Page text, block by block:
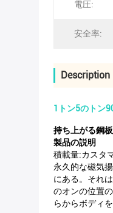
電圧:
安全率:
Description
1トン5のトン
持ち上がる鋼
製品の説明
積載量:カスタ
永久的な磁気
にある。それ
のオンの位置
らからボディ